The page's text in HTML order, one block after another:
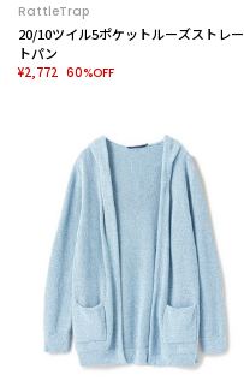
RattleTrap
20/10ツイル5ポケットルーズストレー
トパン
¥2,772 60%OFF